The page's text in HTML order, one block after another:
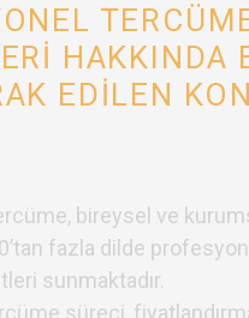
HAKKINDA
EDILEN
bireysel ve
fazla dilde
sunmaktadır.
süreci,